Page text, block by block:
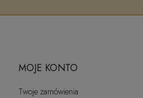
MOJE KONTO
Twoje zamówienia